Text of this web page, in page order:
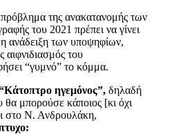
της ανακατανομής των
του 2021 πρέπει να γίνει
ανάδειξη των υποψηφίων,
αιφνιδιασμός του
“γυμνό” το κόμμα.
ηγεμόνος”, δηλαδή
θα μπορούσε κάποιος [κι όχι
στο Ν. Ανδρουλάκη,